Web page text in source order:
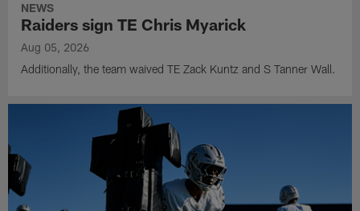
NEWS
Raiders sign TE Chris Myarick
Aug 05, 2026
Additionally, the team waived TE Zack Kuntz and S Tanner Wall.